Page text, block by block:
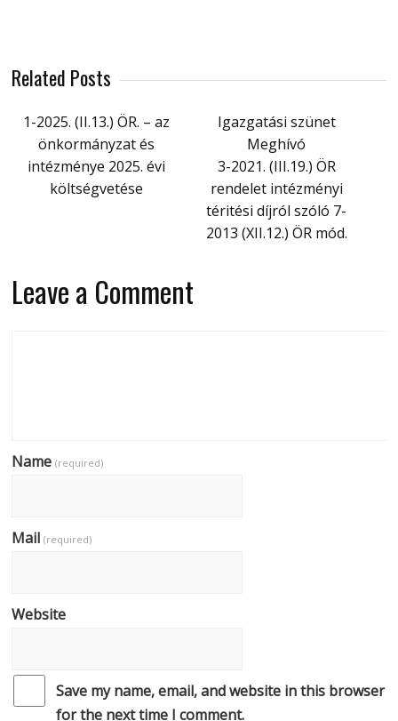
Related Posts
1-2025. (II.13.) ÖR. – az
önkormányzat és
intézménye 2025. évi
költségvetése
Igazgatási szünet
Meghívó
3-2021. (III.19.) ÖR
rendelet intézményi
téritési díjról szóló 7-
2013 (XII.12.) ÖR mód.
Leave a Comment
Name(required)
Mail(required)
Website
Save my name, email, and website in this browser
for the next time I comment.